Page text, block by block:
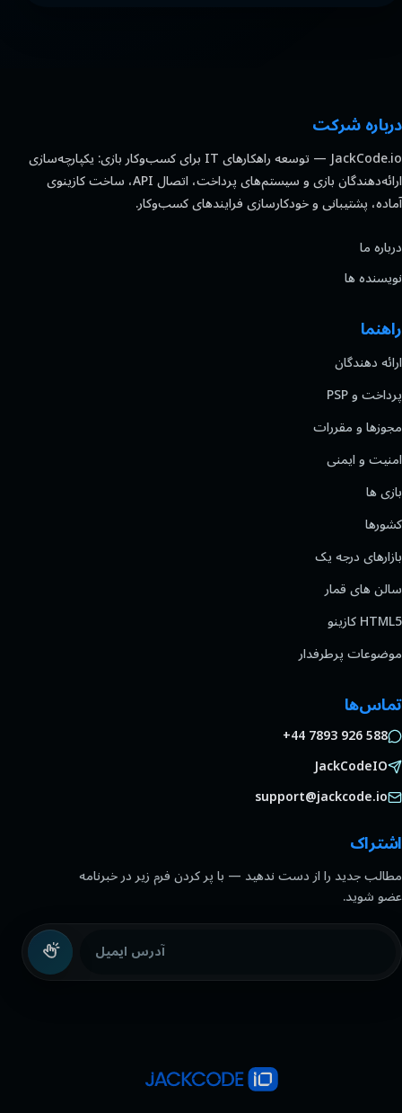
درباره شرکت
JackCode.io — توسعه راهکارهای IT برای کسب‌وکار بازی: یکپارچه‌سازی
ارائه‌دهندگان بازی و سیستم‌های پرداخت، اتصال API، ساخت کازینوی
آماده، پشتیبانی و خودکارسازی فرایندهای کسب‌وکار.
درباره ما
نویسنده ها
راهنما
ارائه دهندگان
پرداخت و PSP
مجوزها و مقررات
امنیت و ایمنی
بازی ها
کشورها
بازارهای درجه یک
سالن های قمار
HTML5 کازینو
موضوعات پرطرفدار
تماس‌ها
+44 7893 926 588
JackCodeIO
support@jackcode.io
اشتراک
مطالب جدید را از دست ندهید — با پر کردن فرم زیر در خبرنامه
عضو شوید.